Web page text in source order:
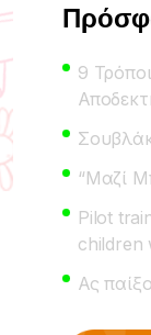
9
“Μαζί
Pilot
children
Ας